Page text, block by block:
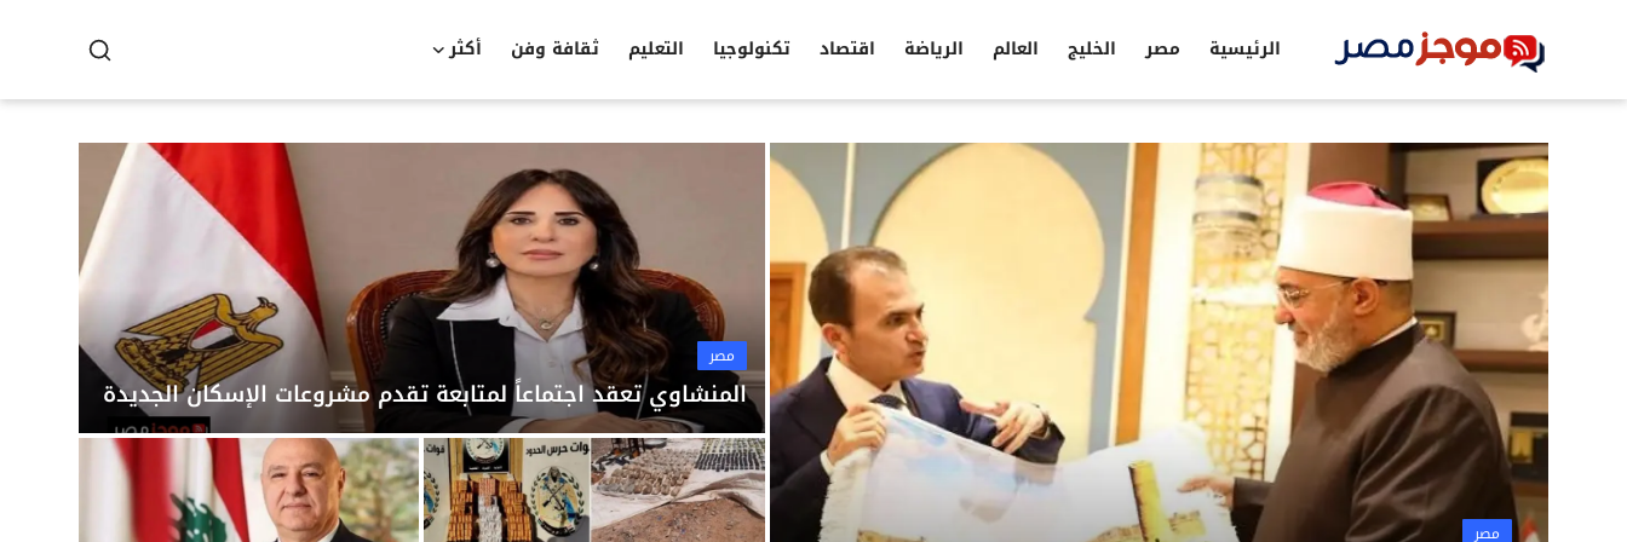
الرئيسية مصر الخليج العالم الرياضة اقتصاد تكنولوجيا التعليم ثقافة وفن أكثر
الرئيسية
تكنولوجيا
مصر مصر
مصر
المنشاوي تعقد اجتماعاً لمتابعة تقدم مشروعات الإسكان الجديدة